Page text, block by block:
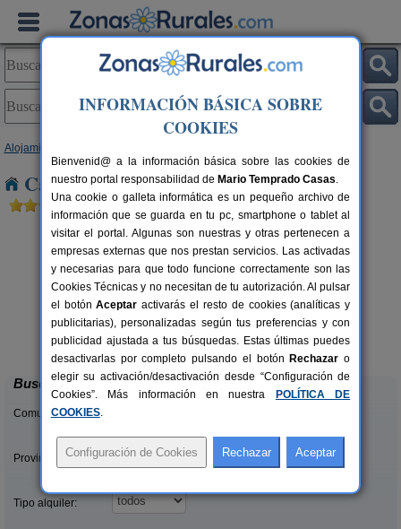
Alojamientos
Casas Rurales cerca de El Madroño
4-24+6 pers.
desde35 €
Finca y SPA Vereda Real
Alcaraz (Albacete)
Buscar
Comunidades:
Provincias/Islas:
Tipo alquiler:
INFORMACIÓN BÁSICA SOBRE
COOKIES
Bienvenid@ a la información básica sobre las cookies de
nuestro portal responsabilidad de Mario Temprado Casas.
Una cookie o galleta informática es un pequeño archivo de
información que se guarda en tu pc, smartphone o tablet al
visitar el portal. Algunas son nuestras y otras pertenecen a
empresas externas que nos prestan servicios. Las activadas
y necesarias para que todo funcione correctamente son las
Cookies Técnicas y no necesitan de tu autorización. Al pulsar
el botónAceptar activarás el resto de cookies (analíticas y
publicitarias), personalizadas según tus preferencias y con
publicidad ajustada a tus búsquedas. Estas últimas puedes
desactivarlas por completo pulsando el botón Rechazar o
elegir su activación/desactivación desde “Configuración de
Cookies”. Más información en nuestra
POLÍTICA DE
COOKIES.